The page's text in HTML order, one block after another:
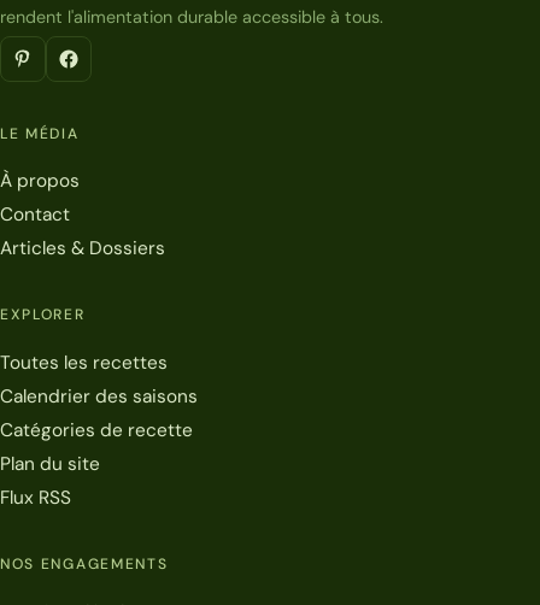
rendent l'alimentation durable accessible à tous.
LE MÉDIA
À propos
Contact
Articles & Dossiers
EXPLORER
Toutes les recettes
Calendrier des saisons
Catégories de recette
Plan du site
Flux RSS
NOS ENGAGEMENTS